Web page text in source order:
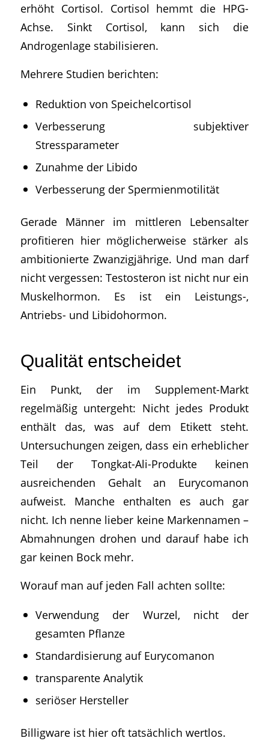
erhöht Cortisol. Cortisol hemmt die HPG-
Achse. Sinkt Cortisol, kann sich die
Androgenlage stabilisieren.
Mehrere Studien berichten:
Reduktion von Speichelcortisol
Verbesserung subjektiver
Stressparameter
Zunahme der Libido
Verbesserung der Spermienmotilität
Gerade Männer im mittleren Lebensalter
profitieren hier möglicherweise stärker als
ambitionierte Zwanzigjährige. Und man darf
nicht vergessen: Testosteron ist nicht nur ein
Muskelhormon. Es ist ein Leistungs-,
Antriebs- und Libidohormon.
Qualität entscheidet
Ein Punkt, der im Supplement-Markt
regelmäßig untergeht: Nicht jedes Produkt
enthält das, was auf dem Etikett steht.
Untersuchungen zeigen, dass ein erheblicher
Teil der Tongkat-Ali-Produkte keinen
ausreichenden Gehalt an Eurycomanon
aufweist. Manche enthalten es auch gar
nicht. Ich nenne lieber keine Markennamen –
Abmahnungen drohen und darauf habe ich
gar keinen Bock mehr.
Worauf man auf jeden Fall achten sollte:
Verwendung der Wurzel, nicht der
gesamten Pflanze
Standardisierung auf Eurycomanon
transparente Analytik
seriöser Hersteller
Billigware ist hier oft tatsächlich wertlos.